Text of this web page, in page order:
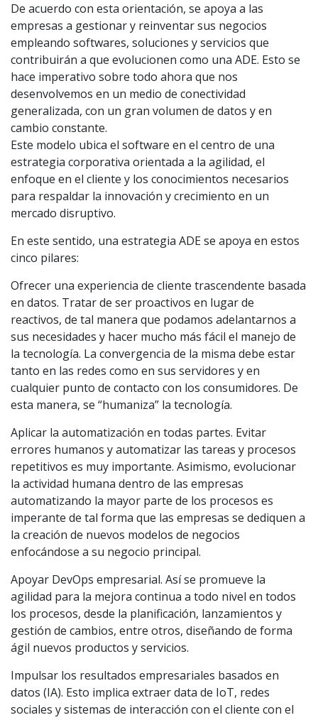
De acuerdo con esta orientación, se apoya a las
empresas a gestionar y reinventar sus negocios
empleando softwares, soluciones y servicios que
contribuirán a que evolucionen como una ADE. Esto se
hace imperativo sobre todo ahora que nos
desenvolvemos en un medio de conectividad
generalizada, con un gran volumen de datos y en
cambio constante.
Este modelo ubica el software en el centro de una
estrategia corporativa orientada a la agilidad, el
enfoque en el cliente y los conocimientos necesarios
para respaldar la innovación y crecimiento en un
mercado disruptivo.
En este sentido, una estrategia ADE se apoya en estos
cinco pilares:
Ofrecer una experiencia de cliente trascendente basada
en datos. Tratar de ser proactivos en lugar de
reactivos, de tal manera que podamos adelantarnos a
sus necesidades y hacer mucho más fácil el manejo de
la tecnología. La convergencia de la misma debe estar
tanto en las redes como en sus servidores y en
cualquier punto de contacto con los consumidores. De
esta manera, se “humaniza” la tecnología.
Aplicar la automatización en todas partes. Evitar
errores humanos y automatizar las tareas y procesos
repetitivos es muy importante. Asimismo, evolucionar
la actividad humana dentro de las empresas
automatizando la mayor parte de los procesos es
imperante de tal forma que las empresas se dediquen a
la creación de nuevos modelos de negocios
enfocándose a su negocio principal.
Apoyar DevOps empresarial. Así se promueve la
agilidad para la mejora continua a todo nivel en todos
los procesos, desde la planificación, lanzamientos y
gestión de cambios, entre otros, diseñando de forma
ágil nuevos productos y servicios.
Impulsar los resultados empresariales basados ​​en
datos (IA). Esto implica extraer data de IoT, redes
sociales y sistemas de interacción con el cliente con el